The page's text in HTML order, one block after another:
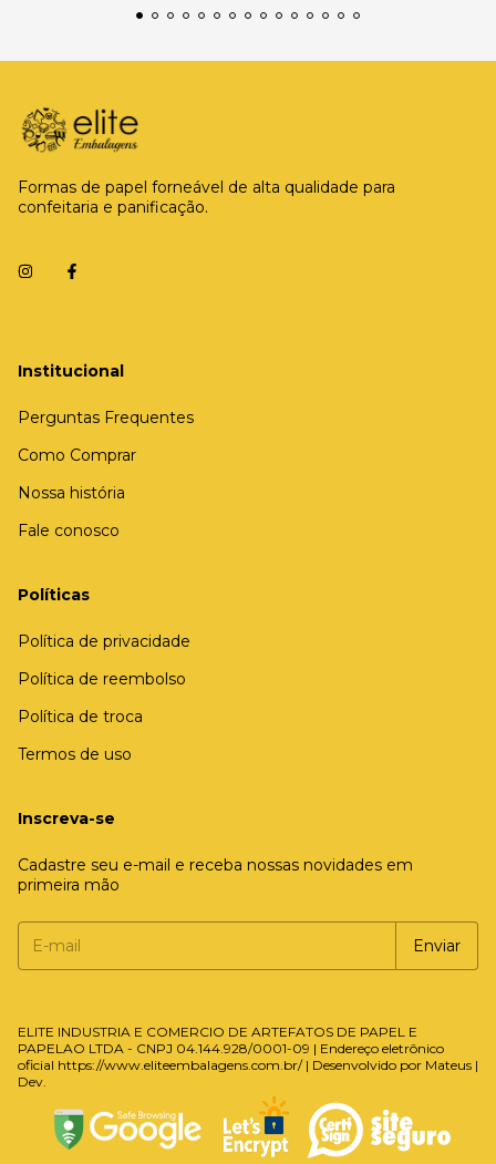
Formas de papel forneável de alta qualidade para
confeitaria e panificação.
Institucional
Perguntas Frequentes
Como Comprar
Nossa história
Fale conosco
Políticas
Política de privacidade
Política de reembolso
Política de troca
Termos de uso
Inscreva-se
Cadastre seu e-mail e receba nossas novidades em
primeira mão
ELITE INDUSTRIA E COMERCIO DE ARTEFATOS DE PAPEL E
PAPELAO LTDA - CNPJ 04.144.928/0001-09 | Endereço eletrônico
oficial https://www.eliteembalagens.com.br/ | Desenvolvido por Mateus |
Dev.